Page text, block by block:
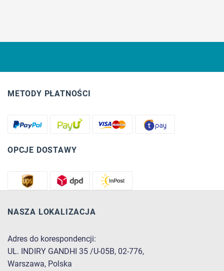
METODY PŁATNOŚCI
OPCJE DOSTAWY
NASZA LOKALIZACJA
Adres do korespondencji:
UL. INDIRY GANDHI 35 /U-05B, 02-776,
Warszawa, Polska